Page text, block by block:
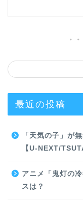
最近の投稿
「天気の子」が
【U-NEXT/
アニメ「鬼灯の
スは？